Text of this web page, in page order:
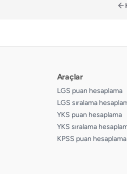
Araçlar
LGS puan hesaplama
LGS sıralama
YKS puan hesaplama
YKS sıralama
KPSS puan hesaplama